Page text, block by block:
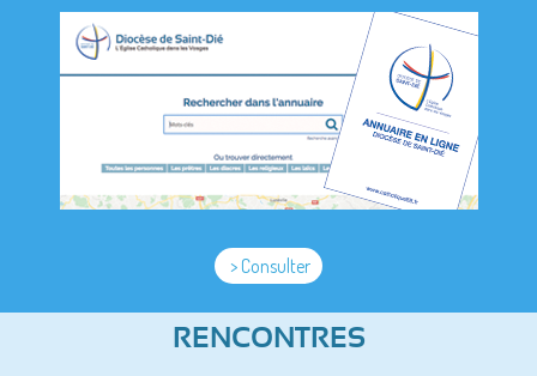
> Consulter
RENCONTRES